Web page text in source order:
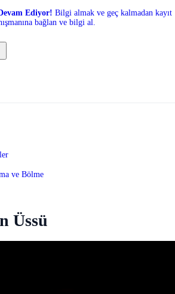
Ediyor! Bilgi almak ve geç kalmadan kayıt
bağlan ve bilgi al.
ve Bölme
Üssü